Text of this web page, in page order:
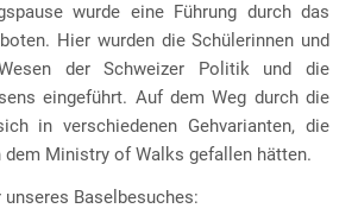
wurde eine Führung durch das
Hier wurden die Schülerinnen und
der Schweizer Politik und die
eingeführt. Auf dem Weg durch die
in verschiedenen Gehvarianten, die
Ministry of Walks gefallen hätten.
Baselbesuches: